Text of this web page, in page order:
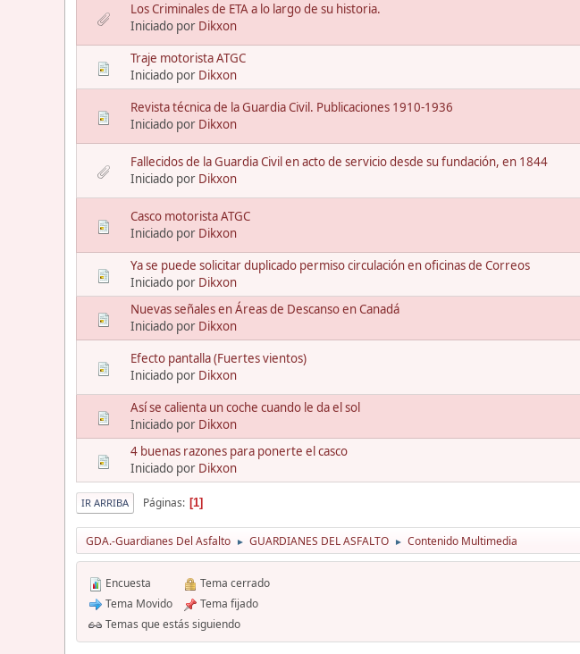
Los Criminales de ETA a lo largo de su historia.
Iniciado por Dikxon
Traje motorista ATGC
Iniciado por Dikxon
Revista técnica de la Guardia Civil. Publicaciones 1910-1936
Iniciado por Dikxon
Fallecidos de la Guardia Civil en acto de servicio desde su fundación, en 1844
Iniciado por Dikxon
Casco motorista ATGC
Iniciado por Dikxon
Ya se puede solicitar duplicado permiso circulación en oficinas de Correos
Iniciado por Dikxon
Nuevas señales en Áreas de Descanso en Canadá
Iniciado por Dikxon
Efecto pantalla (Fuertes vientos)
Iniciado por Dikxon
Así se calienta un coche cuando le da el sol
Iniciado por Dikxon
4 buenas razones para ponerte el casco
Iniciado por Dikxon
IR ARRIBA Páginas 1
GDA.-Guardianes Del Asfalto ► GUARDIANES DEL ASFALTO ► Contenido Multimedia
Encuesta
Tema Movido
Tema cerrado
Tema fijado
Temas que estás siguiendo